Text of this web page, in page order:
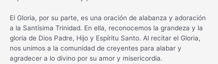
El Gloria, por su parte, es una oración de alabanza y adoración
a la Santísima Trinidad. En ella, reconocemos la grandeza y la
gloria de Dios Padre, Hijo y Espíritu Santo. Al recitar el Gloria,
nos unimos a la comunidad de creyentes para alabar y
agradecer a lo divino por su amor y misericordia.